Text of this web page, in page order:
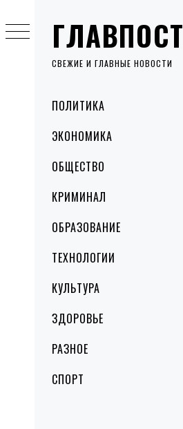
ГЛАВПОСТ
СВЕЖИЕ И ГЛАВНЫЕ НОВОСТИ
MenuПОЛИТИКА
ЭКОНОМИКА
ОБЩЕСТВО
КРИМИНАЛ
ОБРАЗОВАНИЕ
ТЕХНОЛОГИИ
КУЛЬТУРА
ЗДОРОВЬЕ
РАЗНОЕ
СПОРТ
to
content